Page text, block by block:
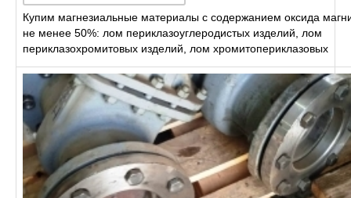
Купим магнезиальные материалы с содержанием оксида
не менее 50%: лом периклазоуглеродистых изделий, лом
периклазохромитовых изделий, лом хромитопериклазовых
изделий, магнезиальная корка, лом ал